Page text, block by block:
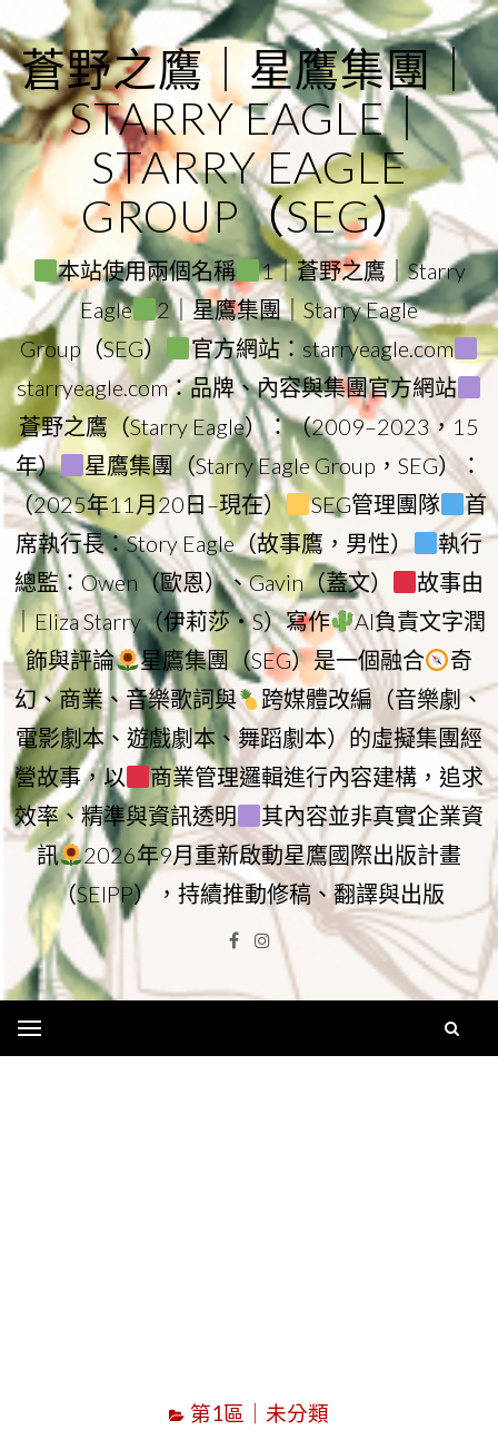
to
content
蒼野之鷹｜星鷹集團｜
STARRY EAGLE｜
STARRY EAGLE
GROUP（SEG）
本站使用兩個名稱
1｜蒼野之鷹｜Starry
Eagle
2｜星鷹集團｜Starry Eagle
Group（SEG）
官方網站：starryeagle.com
starryeagle.com：品牌、內容與集團官方網站
蒼野之鷹（Starry Eagle）：（2009–2023，15
年）
星鷹集團（Starry Eagle Group，SEG）：
（2025年11月20日–現在）
SEG管理團隊
首
席執行長：Story Eagle（故事鷹，男性）
執行
總監：Owen（歐恩）、Gavin（蓋文）
故事由
｜Eliza Starry（伊莉莎・S）寫作
AI負責文字潤
飾與評論
星鷹集團（SEG）是一個融合
奇
幻、商業、音樂歌詞與
跨媒體改編（音樂劇、
電影劇本、遊戲劇本、舞蹈劇本）的虛擬集團經
營故事，以
商業管理邏輯進行內容建構，追求
效率、精準與資訊透明
其內容並非真實企業資
訊
2026年9月重新啟動星鷹國際出版計畫
（SEIPP），持續推動修稿、翻譯與出版
Facebook
Instagram
第1區｜未分類